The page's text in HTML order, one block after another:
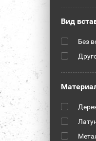
Arch
Вид
Без